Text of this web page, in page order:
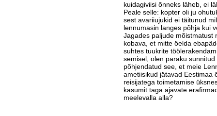
kuidagiviisi õnneks lä­heb, ei
Peale selle: kopter oli ju
sest ava­riiujukid ei täitunud
lennumasin langes põhja kui
Jagades paljude mõistmatust
kobava, et mitte öelda
suhtes tuukrite
semisel, olen paraku
põhjendatud see, et meie
ametiisikud jätavad Eestimaa
reisijatega toimetamise
kasumit taga ajavate
meelevalla alla?